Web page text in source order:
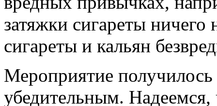
затяжки сигареты ничего
сигареты и кальян
Мероприятие
убедительным. Надеемся,